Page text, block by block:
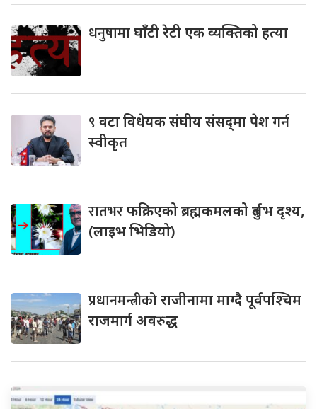
धनुषामाघाँटी रेटी एक व्यक्तिको हत्या
९ वटा विधेयक संघीय संसद्‌मा पेश गर्न
स्वीकृत
रातभरफक्रिएको ब्रह्मकमलको दुर्लभ दृश्य,
(लाइभ भिडियो)
प्रधानमन्त्रीकोराजीनामा माग्दै पूर्वपश्चिम
राजमार्ग अवरुद्ध